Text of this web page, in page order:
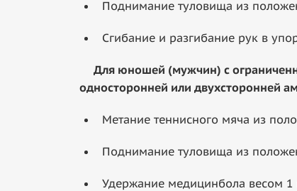
Поднимание туловища из
Сгибание и разгибание рук в
Для юношей (мужчин) с
односторонней или двухсторонней
Метание теннисного мяча из
Поднимание туловища из
Удержание медицинбола весом 1